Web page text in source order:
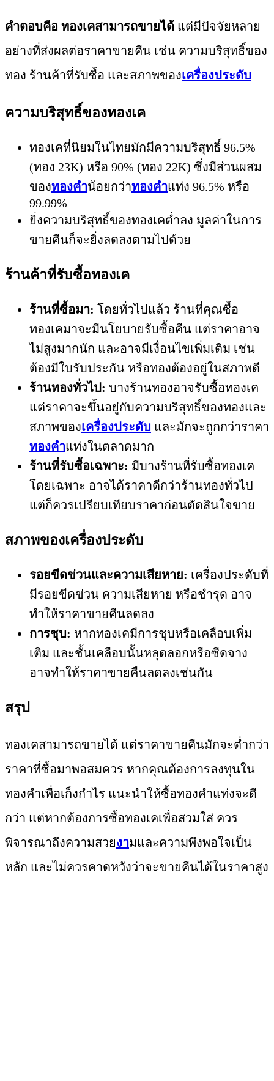
คำตอบคือ ทองเคสามารถขายได้แต่มีปัจจัยหลาย
อย่างที่ส่งผลต่อราคาขายคืน เช่น ความบริสุทธิ์ของ
ทอง ร้านค้าที่รับซื้อ และสภาพของเครื่องประดับ
ความบริสุทธิ์ของทองเค
ทองเคที่นิยมในไทยมักมีความบริสุทธิ์ 96.5%
(ทอง 23K) หรือ 90% (ทอง 22K) ซึ่งมีส่วนผสม
ของทองคำน้อยกว่าทองคำแท่ง 96.5% หรือ
99.99%
ยิ่งความบริสุทธิ์ของทองเคต่ำลง มูลค่าในการ
ขายคืนก็จะยิ่งลดลงตามไปด้วย
ร้านค้าที่รับซื้อทองเค
ร้านที่ซื้อมา: โดยทั่วไปแล้ว ร้านที่คุณซื้อ
ทองเคมาจะมีนโยบายรับซื้อคืน แต่ราคาอาจ
ไม่สูงมากนัก และอาจมีเงื่อนไขเพิ่มเติม เช่น
ต้องมีใบรับประกัน หรือทองต้องอยู่ในสภาพดี
ร้านทองทั่วไป: บางร้านทองอาจรับซื้อทองเค
แต่ราคาจะขึ้นอยู่กับความบริสุทธิ์ของทองและ
สภาพของเครื่องประดับ และมักจะถูกกว่าราคา
ทองคำแท่งในตลาดมาก
ร้านที่รับซื้อเฉพาะ: มีบางร้านที่รับซื้อทองเค
โดยเฉพาะ อาจได้ราคาดีกว่าร้านทองทั่วไป
แต่ก็ควรเปรียบเทียบราคาก่อนตัดสินใจขาย
สภาพของเครื่องประดับ
รอยขีดข่วนและความเสียหาย: เครื่องประดับที่
มีรอยขีดข่วน ความเสียหาย หรือชำรุด อาจ
ทำให้ราคาขายคืนลดลง
การชุบ: หากทองเคมีการชุบหรือเคลือบเพิ่ม
เติม และชั้นเคลือบนั้นหลุดลอกหรือซีดจาง
อาจทำให้ราคาขายคืนลดลงเช่นกัน
สรุป
ทองเคสามารถขายได้ แต่ราคาขายคืนมักจะต่ำกว่า
ราคาที่ซื้อมาพอสมควร หากคุณต้องการลงทุนใน
ทองคำเพื่อเก็งกำไร แนะนำให้ซื้อทองคำแท่งจะดี
กว่า แต่หากต้องการซื้อทองเคเพื่อสวมใส่ ควร
พิจารณาถึงความสวยงามและความพึงพอใจเป็น
หลัก และไม่ควรคาดหวังว่าจะขายคืนได้ในราคาสูง